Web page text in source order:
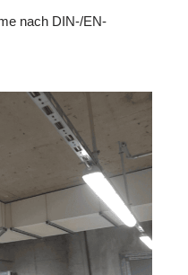
nach DIN-/EN-